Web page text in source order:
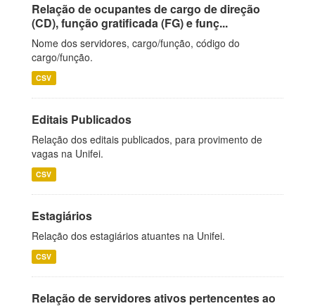
Relação de ocupantes de cargo de direção
(CD), função gratificada (FG) e funç...
Nome dos servidores, cargo/função, código do
cargo/função.
CSV
Editais Publicados
Relação dos editais publicados, para provimento de
vagas na Unifei.
CSV
Estagiários
Relação dos estagiários atuantes na Unifei.
CSV
Relação de servidores ativos pertencentes ao